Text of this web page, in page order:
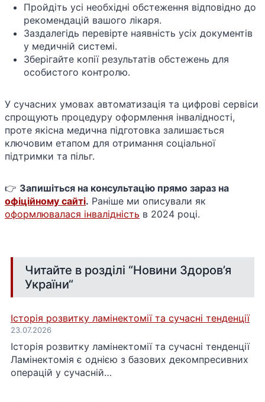
Пройдіть усі необхідні обстеження відповідно до
рекомендацій вашого лікаря.
Заздалегідь перевірте наявність усіх документів
у медичній системі.
Зберігайте копії результатів обстежень для
особистого контролю.
У сучасних умовах автоматизація та цифрові сервіси
спрощують процедуру оформлення інвалідності,
проте якісна медична підготовка залишається
ключовим етапом для отримання соціальної
підтримки та пільг.
👉 Запишіться на консультацію прямо зараз на
офіційному сайті. Раніше ми описували як
оформлювалася інвалідність в 2024 році.
Читайте в розділі “Новини Здоров’я
України“
Історія розвитку ламінектомії та сучасні тенденції
23.07.2026
Історія розвитку ламінектомії та сучасні тенденції
Ламінектомія є однією з базових декомпресивних
операцій у сучасній…